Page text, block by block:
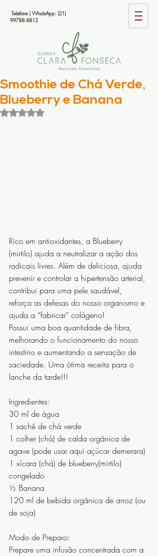
Telefone | WhatsApp: (21)
99788.8815
Smoothie de Chá Verde,
Blueberry e Banana
Avaliado com NaN de 5 estrelas.
Rico em antioxidantes, a Blueberry
(mirtilo) ajuda a neutralizar a ação dos
radicais livres. Além de deliciosa, ajuda
prevenir e controlar a hipertensão arterial,
contribui para uma pele saudável,
reforça as defesas do nosso organismo e
ajuda a “fabricar” colágeno!
Possui uma boa quantidade de fibra,
melhorando o funcionamento do nosso
intestino e aumentando a sensação de
saciedade. Uma ótima receita para o
lanche da tarde!!!
Ingredientes:
30 ml de água
1 sachê de chá verde
1 colher (chá) de calda orgânica de
agave (pode usar aqui açúcar demerara)
1 xícara (chá) de blueberry(mirtilo)
congelado
½ Banana
120 ml de bebida orgânica de arroz (ou
de soja)
Modo de Preparo:
Prepare uma infusão concentrada com a